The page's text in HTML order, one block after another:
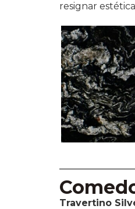
resignar
Travertino